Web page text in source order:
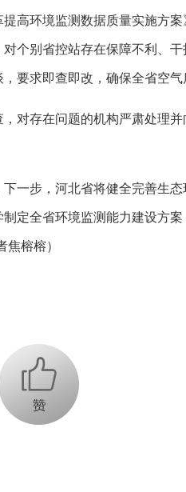
高环境监测数据质量实施方
个别省控站存在保障不利、
要求即查即改，确保全省空气
存在问题的机构严肃处理并
步，河北省将健全完善生态
定全省环境监测能力建设方
榕榕）
+1